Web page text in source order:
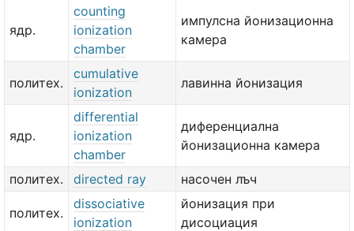
ядр.
counting
ionization
chamber
импулсна йонизационна
камера
политех.
cumulative
ionization
лавинна йонизация
ядр.
differential
ionization
chamber
диференциална
йонизационна камера
политех. directed ray насочен лъч
политех.
dissociative
ionization
йонизация при
дисоциация